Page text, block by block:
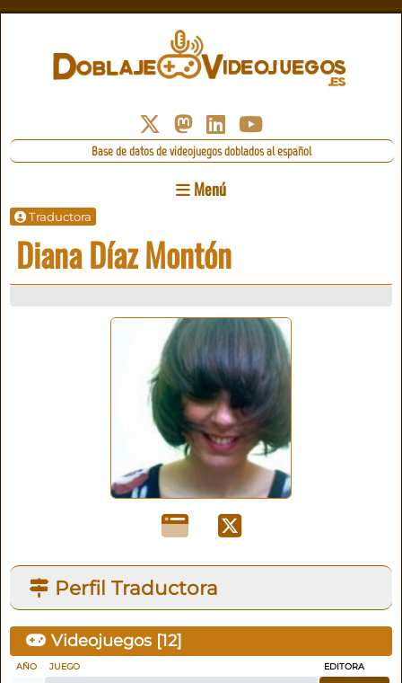
Base de datos de videojuegos doblados al español
Menú
Traductora
Diana Díaz Montón
Perfil Traductora
Videojuegos [12]
AÑO JUEGO EDITORA